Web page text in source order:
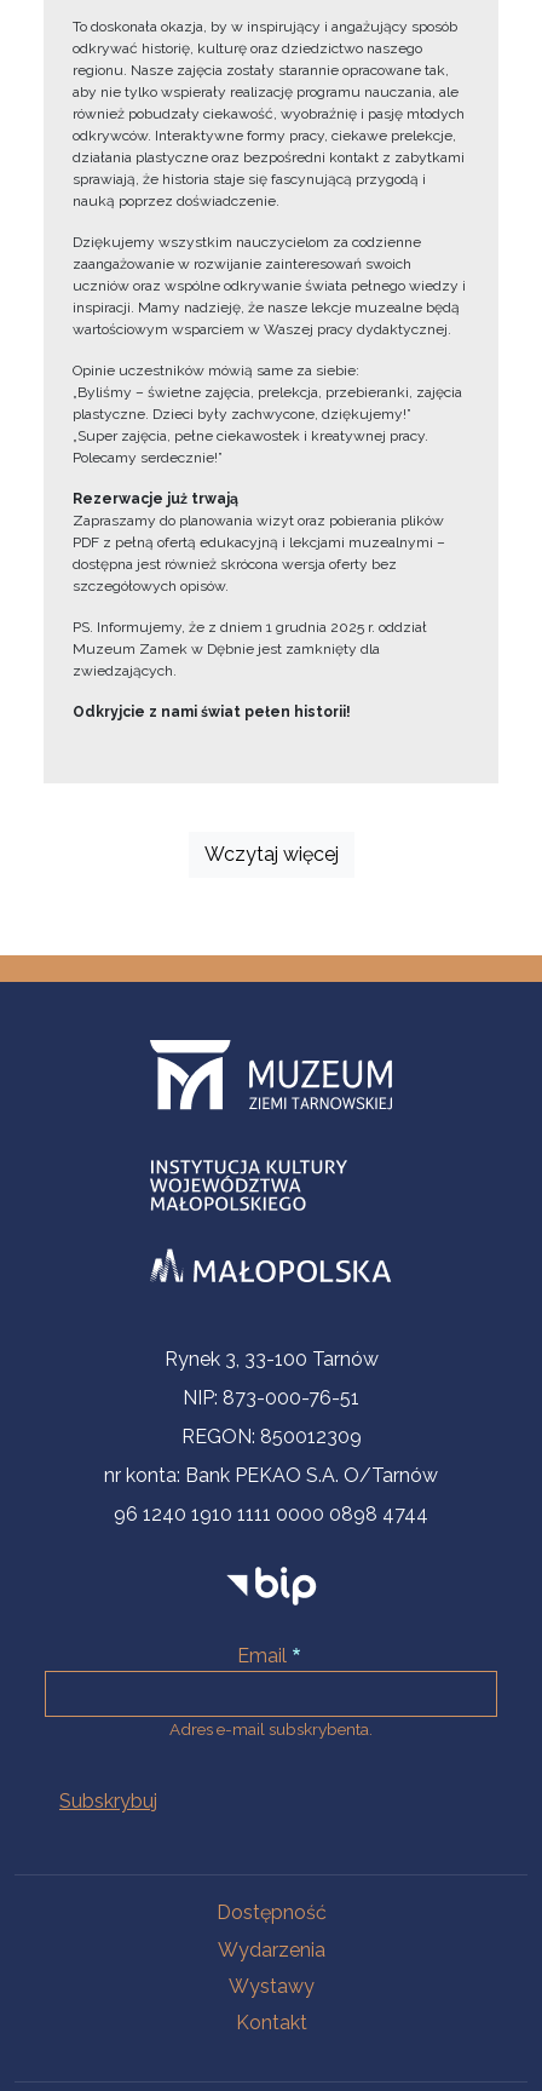
To doskonała okazja, by w inspirujący i angażujący sposób
odkrywać historię, kulturę oraz dziedzictwo naszego
regionu. Nasze zajęcia zostały starannie opracowane tak,
aby nie tylko wspierały realizację programu nauczania, ale
również pobudzały ciekawość, wyobraźnię i pasję młodych
odkrywców. Interaktywne formy pracy, ciekawe prelekcje,
działania plastyczne oraz bezpośredni kontakt z zabytkami
sprawiają, że historia staje się fascynującą przygodą i
nauką poprzez doświadczenie.
Dziękujemy wszystkim nauczycielom za codzienne
zaangażowanie w rozwijanie zainteresowań swoich
uczniów oraz wspólne odkrywanie świata pełnego wiedzy i
inspiracji. Mamy nadzieję, że nasze lekcje muzealne będą
wartościowym wsparciem w Waszej pracy dydaktycznej.
Opinie uczestników mówią same za siebie:
„Byliśmy – świetne zajęcia, prelekcja, przebieranki, zajęcia
plastyczne. Dzieci były zachwycone, dziękujemy!”
„Super zajęcia, pełne ciekawostek i kreatywnej pracy.
Polecamy serdecznie!”
Rezerwacje już trwają
Zapraszamy do planowania wizyt oraz pobierania plików
PDF z pełną ofertą edukacyjną i lekcjami muzealnymi –
dostępna jest również skrócona wersja oferty bez
szczegółowych opisów.
PS. Informujemy, że z dniem 1 grudnia 2025 r. oddział
Muzeum Zamek w Dębnie jest zamknięty dla
zwiedzających.
Odkryjcie z nami świat pełen historii!
Wczytaj więcej
Informacje kontaktoweRynek 3, 33-100 Tarnów
NIP: 873-000-76-51
REGON: 850012309
nr konta: Bank PEKAO S.A. O/Tarnów
96 1240 1910 1111 0000 0898 4744
Email
Adres e-mail subskrybenta.
Dostępność
Wydarzenia
Wystawy
Kontakt